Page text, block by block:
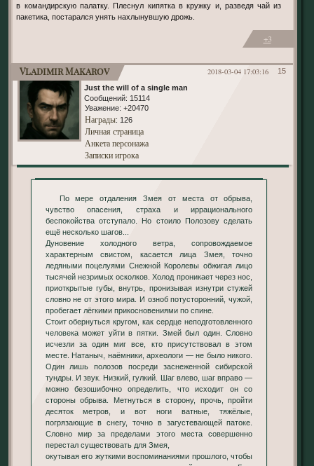
в командирскую палатку. Плеснул кипятка в кружку и, разведя чай из
пакетика, постарался унять нахлынувшую дрожь.
+3
15
2018-03-04 17:03:16
Vladimir Makarov
Just the will of a single man
Сообщений: 15114
Уважение: +20470
Награды: 126
Личная страница
Анкета персонажа
Записки игрока
По мере отдаления Змея от места от обрыва,
чувство опасения, страха и иррационального
беспокойства отступало. Но стоило Полозову сделать
ещё несколько шагов...
Дуновение холодного ветра, сопровождаемое
характерным свистом, касается лица Змея, точно
ледяными поцелуями Снежной Королевы обжигая лицо
тысячей незримых осколков. Холод проникает через нос,
приоткрытые губы, внутрь, пронизывая изнутри стужей
словно не от этого мира. И озноб потусторонний, чужой,
пробегает лёгкими прикосновениями по спине.
Стоит обернуться кругом, как сердце неподготовленного
человека может уйти в пятки. Змей был один. Словно
исчезли за один миг все, кто присутствовал в этом
месте. Натаныч, наёмники, археологи — не было никого.
Один лишь полозов посреди заснеженной сибирской
тундры. И звук. Низкий, гулкий. Шаг влево, шаг вправо —
можно безошибочно определить, что исходит он со
стороны обрыва. Метнуться в сторону, прочь, пройти
десяток метров, и вот ноги ватные, тяжёлые,
погрязающие в снегу, точно в загустевающей патоке.
Словно мир за пределами этого места совершенно
перестал существовать для Змея,
окутывая его жуткими воспоминаниями прошлого, чтобы